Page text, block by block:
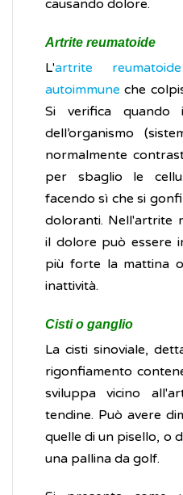
causando dolore.
Artrite reumatoide
L'artrite reumatoide
autoimmune che
Si verifica quando
dell’organismo
normalmente
per sbaglio le
facendo sì che si
doloranti. Nell'artrite
il dolore può essere
più forte la mattina
inattività.
Cisti o ganglio
La cisti sinoviale,
rigonfiamento
sviluppa vicino
tendine. Può avere
quelle di un pisello, o
una pallina da golf.